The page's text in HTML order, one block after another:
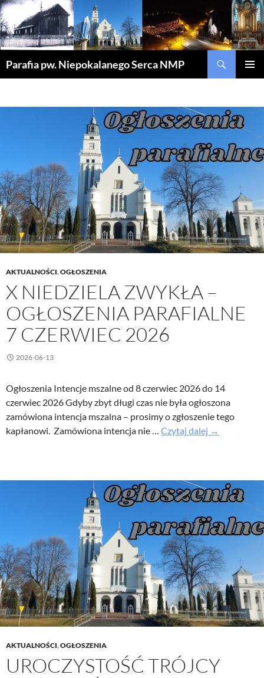
Parafia pw. Niepokalanego Serca NMP
AKTUALNOŚCI,OGŁOSZENIA
X NIEDZIELA ZWYKŁA –
OGŁOSZENIA PARAFIALNE
7 CZERWIEC 2026
2026-06-13
Ogłoszenia Intencje mszalne od 8 czerwiec 2026 do 14
czerwiec 2026 Gdyby zbyt długi czas nie była ogłoszona
zamówiona intencja mszalna – prosimy o zgłoszenie tego
kapłanowi. Zamówiona intencja nie … Czytaj dalej X
Ogłoszenia
parafialne
7
czerwiec
→
AKTUALNOŚCI,OGŁOSZENIA
UROCZYSTOŚĆ TRÓJCY